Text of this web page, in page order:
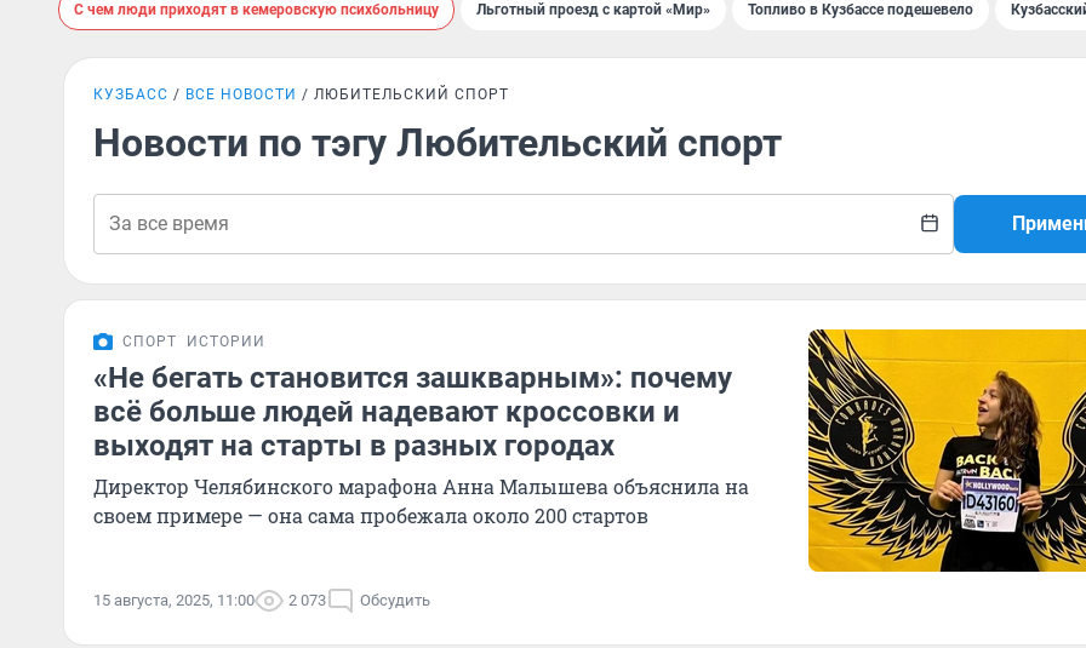
С чем люди приходят в кемеровскую психбольницу Льготный проезд с картой «Мир» Топливо в Кузбассе подешевело
КУЗБАСС ВСЕ НОВОСТИ ЛЮБИТЕЛЬСКИЙ СПОРТ
Новости по тэгу Любительский спорт
СПОРТ ИСТОРИИ
«Не бегать становится зашкварным»: почему
всё больше людей надевают кроссовки и
выходят на старты в разных городах
Директор Челябинского марафона Анна Малышева объяснила на
своем примере — она сама пробежала около 200 стартов
15 августа, 2025, 11:00 2 073 Обсудить